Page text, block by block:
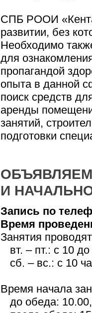
СПБ РООИ
развитии, без
Необходимо
для
пропагандой
опыта в данной
поиск средств
аренды
занятий,
подготовки
И
Запись по
Время
Занятия
вт. – пт.: с 10
сб. – вс.: с 10
Время начала
до обеда: